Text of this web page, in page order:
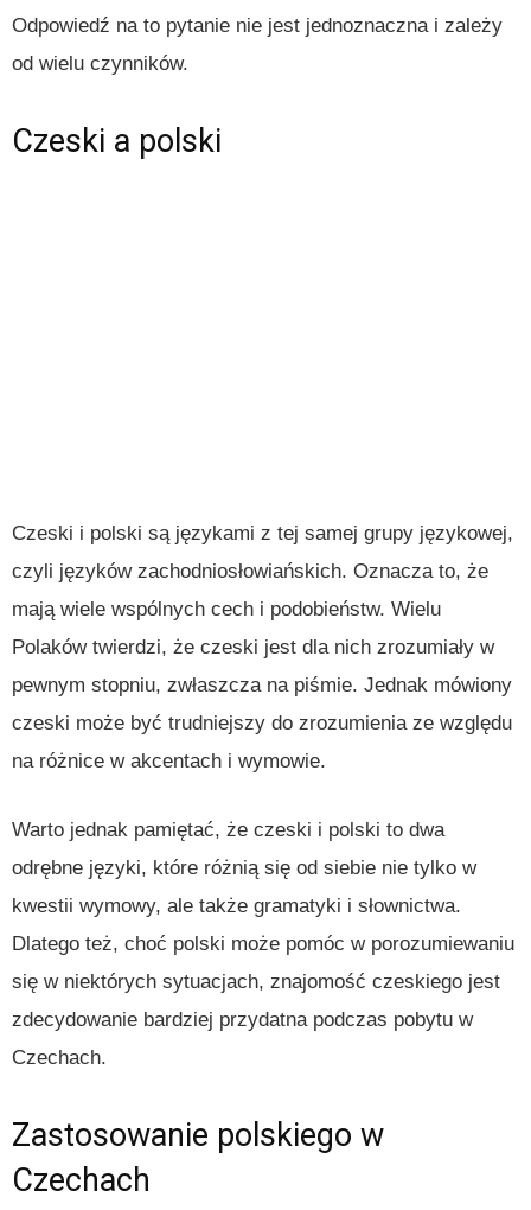
Odpowiedź na to pytanie nie jest jednoznaczna i zależy
od wielu czynników.
Czeski a polski
Czeski i polski są językami z tej samej grupy językowej,
czyli języków zachodniosłowiańskich. Oznacza to, że
mają wiele wspólnych cech i podobieństw. Wielu
Polaków twierdzi, że czeski jest dla nich zrozumiały w
pewnym stopniu, zwłaszcza na piśmie. Jednak mówiony
czeski może być trudniejszy do zrozumienia ze względu
na różnice w akcentach i wymowie.
Warto jednak pamiętać, że czeski i polski to dwa
odrębne języki, które różnią się od siebie nie tylko w
kwestii wymowy, ale także gramatyki i słownictwa.
Dlatego też, choć polski może pomóc w porozumiewaniu
się w niektórych sytuacjach, znajomość czeskiego jest
zdecydowanie bardziej przydatna podczas pobytu w
Czechach.
Zastosowanie polskiego w
Czechach